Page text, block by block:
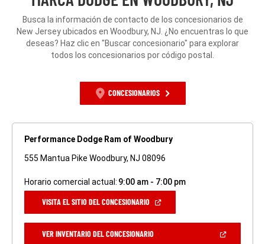
Busca la información de contacto de los concesionarios de
New Jersey ubicados en Woodbury, NJ. ¿No encuentras lo que
deseas? Haz clic en "Buscar concesionario" para explorar
todos los concesionarios por código postal.
CONCESIONARIOS
Performance Dodge Ram of Woodbury
555 Mantua Pike Woodbury, NJ 08096
Horario comercial actual: 9:00 am - 7:00 pm
VISITA EL SITIO DEL CONCESIONARIO(ABRIR
VENTANA
NUEVA)
VER INVENTARIO DEL CONCESIONARIO(ABRIR